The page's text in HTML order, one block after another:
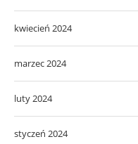
kwiecień 2024
marzec 2024
luty 2024
styczeń 2024